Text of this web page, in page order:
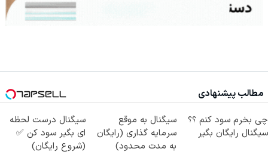
مطالب پیشنهادی
چی بخرم سود کنم ؟؟
سیگنال رایگان بگیر
سیگنال به موقع
سرمایه گذاری (رایگان
به مدت محدود)
سیگنال درست لحظه
ای بگیر سود کن ✅
(شروع رایگان)